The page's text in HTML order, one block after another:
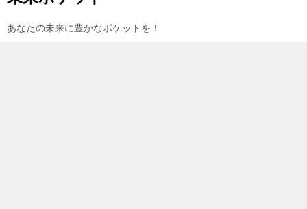
あなたの未来に豊かなポケットを！